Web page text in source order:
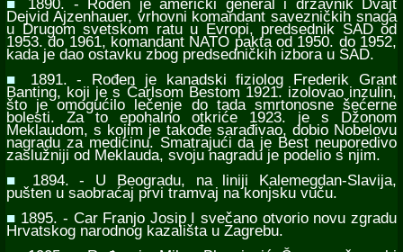
■
1890. - Rođen je američki general i državnik Dvajt
Dejvid Ajzenhauer, vrhovni komandant savezničkih snaga
u Drugom svetskom ratu u Evropi, predsednik SAD od
1953. do 1961, komandant NATO pakta od 1950. do 1952,
kada je dao ostavku zbog predsedničkih izbora u SAD.
■ 1891. - Rođen je kanadski fiziolog Frederik Grant
Banting, koji je s Čarlsom Bestom 1921. izolovao inzulin,
što je omogućilo lečenje do tada smrtonosne šećerne
bolesti. Za to epohalno otkriće 1923. je s Džonom
Meklaudom, s kojim je takođe sarađivao, dobio Nobelovu
nagradu za medicinu. Smatrajući da je Best neuporedivo
zaslužniji od Meklauda, svoju nagradu je podelio s njim.
■
1894. - U Beogradu, na liniji Kalemegdan-Slavija,
pušten u saobraćaj prvi tramvaj na konjsku vuču.
■ 1895. - Car Franjo Josip I svečano otvorio novu zgradu
Hrvatskog narodnog kazališta u Zagrebu.